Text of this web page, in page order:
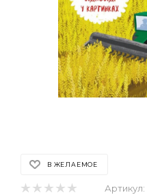
В ЖЕЛАЕМОЕ
Артикул: